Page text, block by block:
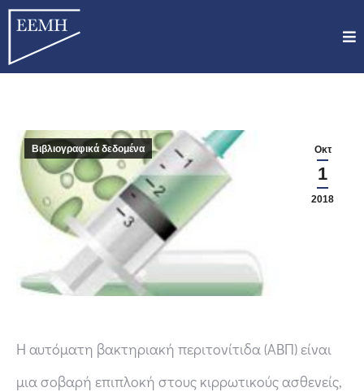
Οκτ
1
2018
Βιβλιογραφικά δεδομένα
Η αυτόματη βακτηριακή περιτονίτιδα (ΑΒΠ) είναι
μια σοβαρή επιπλοκή στους κιρρωτικούς ασθενείς,